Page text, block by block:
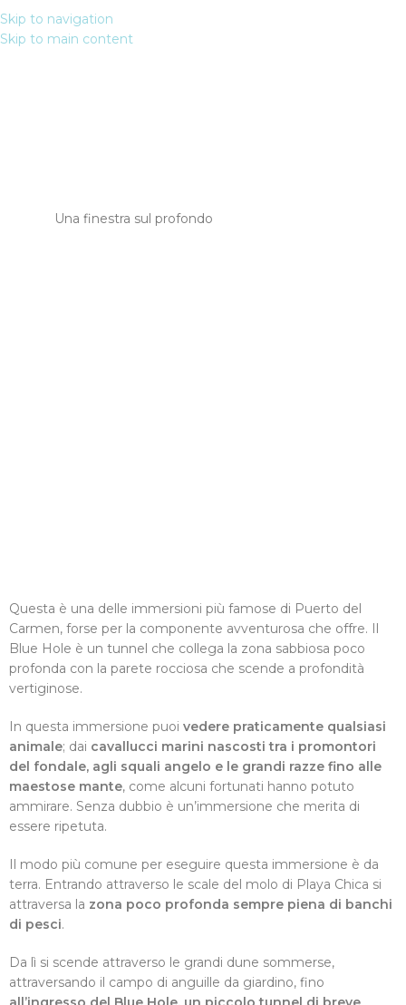
Skip to navigation
Skip to main content
Blue
Una finestra sul profondo
Questa è una delle immersioni più famose di Puerto del
Carmen, forse per la componente avventurosa che offre. Il
Blue Hole è un tunnel che collega la zona sabbiosa poco
profonda con la parete rocciosa che scende a profondità
vertiginose.
In questa immersione puoi vedere praticamente qualsiasi
animale; dai cavallucci marini nascosti tra i promontori
del fondale, agli squali angelo e le grandi razze fino alle
maestose mante, come alcuni fortunati hanno potuto
ammirare. Senza dubbio è un’immersione che merita di
essere ripetuta.
Il modo più comune per eseguire questa immersione è da
terra. Entrando attraverso le scale del molo di Playa Chica si
attraversa la zona poco profonda sempre piena di banchi
di pesci.
Da lì si scende attraverso le grandi dune sommerse,
attraversando il campo di anguille da giardino, fino